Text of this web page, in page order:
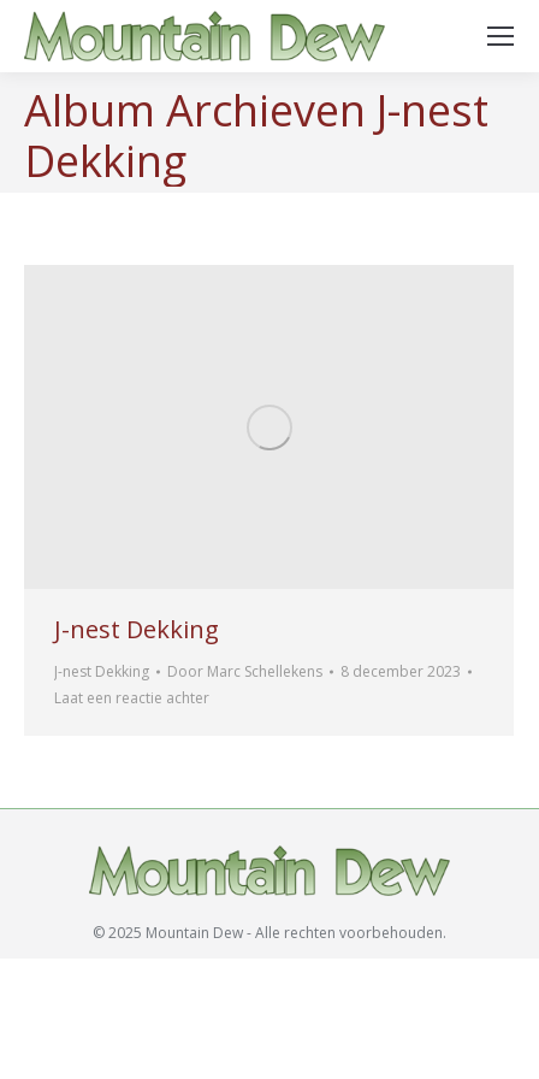
Album Archieven J-nest
Dekking
J-nest Dekking
J-nest Dekking Door Marc Schellekens
8 december 2023
Laat een reactie achter
© 2025 Mountain Dew - Alle rechten voorbehouden.